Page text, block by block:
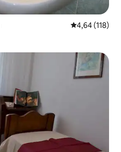
Средна
4,64 (118)